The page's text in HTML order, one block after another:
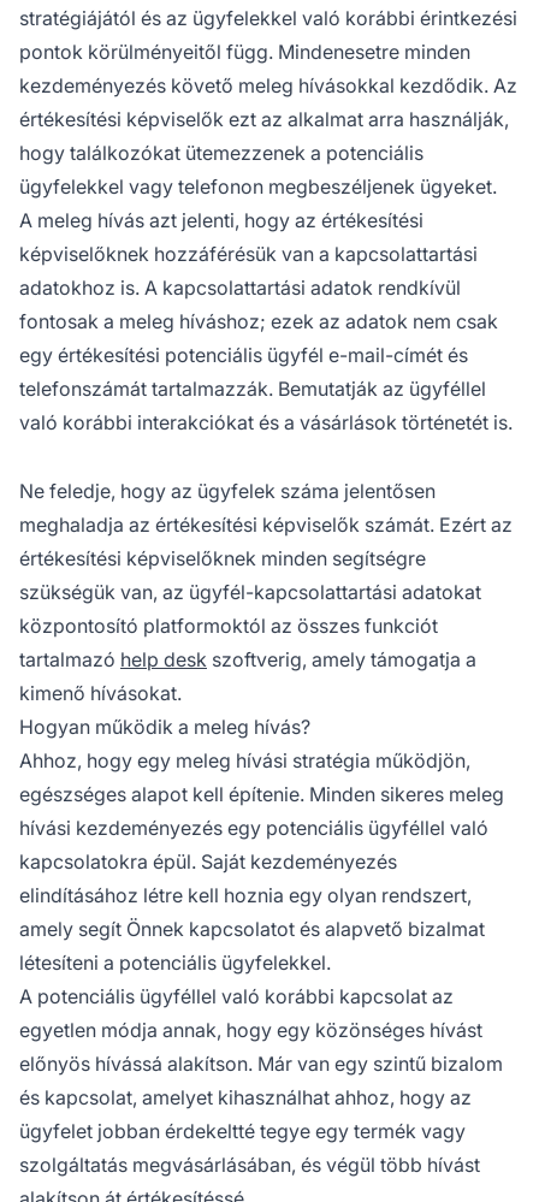
stratégiájától és az ügyfelekkel való korábbi érintkezési
pontok körülményeitől függ. Mindenesetre minden
kezdeményezés követő meleg hívásokkal kezdődik. Az
értékesítési képviselők ezt az alkalmat arra használják,
hogy találkozókat ütemezzenek a potenciális
ügyfelekkel vagy telefonon megbeszéljenek ügyeket.
A meleg hívás azt jelenti, hogy az értékesítési
képviselőknek hozzáférésük van a kapcsolattartási
adatokhoz is. A kapcsolattartási adatok rendkívül
fontosak a meleg híváshoz; ezek az adatok nem csak
egy értékesítési potenciális ügyfél e-mail-címét és
telefonszámát tartalmazzák. Bemutatják az ügyféllel
való korábbi interakciókat és a vásárlások történetét is.
Ne feledje, hogy az ügyfelek száma jelentősen
meghaladja az értékesítési képviselők számát. Ezért az
értékesítési képviselőknek minden segítségre
szükségük van, az ügyfél-kapcsolattartási adatokat
központosító platformoktól az összes funkciót
tartalmazó help desk szoftverig, amely támogatja a
kimenő hívásokat.
Hogyan működik a meleg hívás?
Ahhoz, hogy egy meleg hívási stratégia működjön,
egészséges alapot kell építenie. Minden sikeres meleg
hívási kezdeményezés egy potenciális ügyféllel való
kapcsolatokra épül. Saját kezdeményezés
elindításához létre kell hoznia egy olyan rendszert,
amely segít Önnek kapcsolatot és alapvető bizalmat
létesíteni a potenciális ügyfelekkel.
A potenciális ügyféllel való korábbi kapcsolat az
egyetlen módja annak, hogy egy közönséges hívást
előnyös hívássá alakítson. Már van egy szintű bizalom
és kapcsolat, amelyet kihasználhat ahhoz, hogy az
ügyfelet jobban érdekeltté tegye egy termék vagy
szolgáltatás megvásárlásában, és végül több hívást